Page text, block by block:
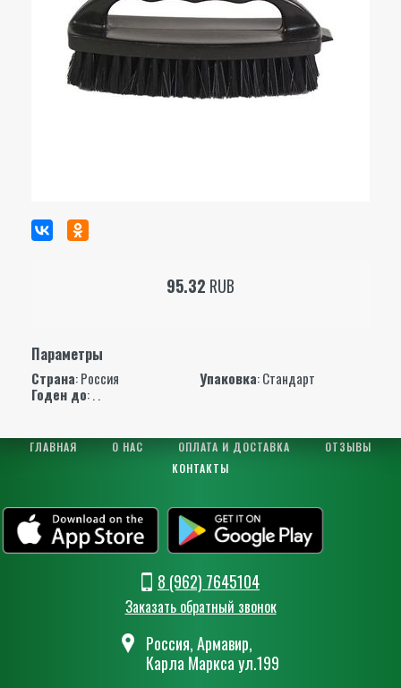
95.32 RUB
Параметры
Страна: Россия Упаковка: Стандарт
Годен до: . .
ГЛАВНАЯ О НАС ОПЛАТА И ДОСТАВКА
ОТЗЫВЫ
КОНТАКТЫ
8 (962) 7645104
Заказать обратный звонок
Россия, Армавир,
Карла Маркса ул.199